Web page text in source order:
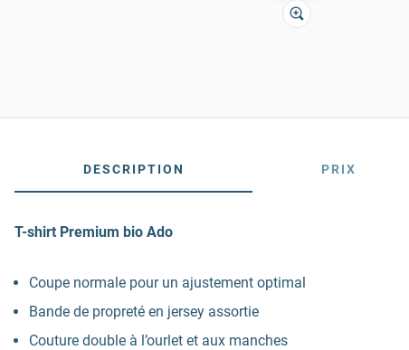
DESCRIPTION PRIX
T-shirt Premium bio Ado
Coupe normale pour un ajustement optimal
Bande de propreté en jersey assortie
Couture double à l’ourlet et aux manches